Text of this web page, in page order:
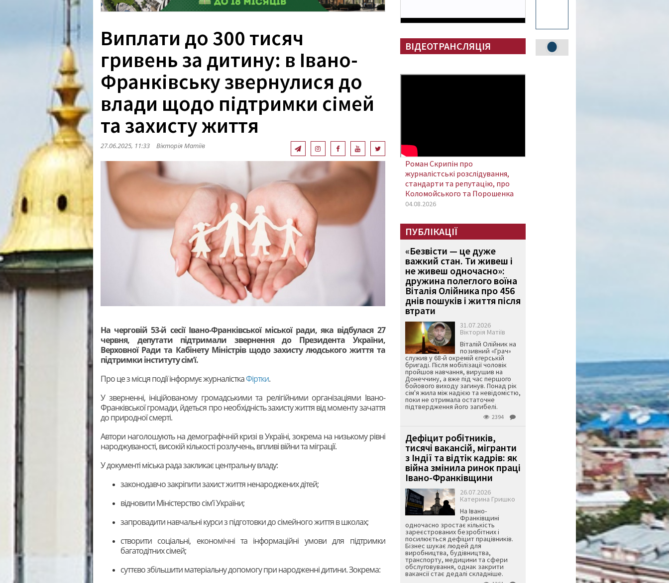
Виплати до 300 тисяч
гривень за дитину: в Івано-
Франківську звернулися до
влади щодо підтримки сімей
та захисту життя
27.06.2025, 11:33 Вікторія Матіїв
На черговій 53-й сесії Івано-Франківської міської ради, яка відбулася 27
червня, депутати підтримали звернення до Президента України,
Верховної Ради та Кабінету Міністрів щодо захисту людського життя та
підтримки інституту сім’ї.
Про це з місця події інформує журналісткаФіртки.
У зверненні, ініційованому громадськими та релігійними організаціями Івано-
Франківської громади, йдеться про необхідність захисту життя від моменту зачаття
до природної смерті.
Автори наголошують на демографічній кризі в Україні, зокрема на низькому рівні
народжуваності, високій кількості розлучень, впливі війни та міграції.
У документі міська рада закликає центральну владу:
законодавчо закріпити захист життя ненароджених дітей;
відновити Міністерство сім’ї України;
запровадити навчальні курси з підготовки до сімейного життя в школах;
створити соціальні, економічні та інформаційні умови для підтримки
багатодітних сімей;
суттєво збільшити матеріальну допомогу при народженні дитини. Зокрема:
ВІДЕОТРАНСЛЯЦІЯ
Роман Скрипін про
журналістські розслідування,
стандарти та репутацію, про
Коломойського та Порошенка
04.08.2026
ПУБЛІКАЦІЇ
«Безвісти — це дуже
важкий стан. Ти живеш і
не живеш одночасно»:
дружина полеглого воїна
Віталія Олійника про 456
днів пошуків і життя після
втрати
31.07.2026
Вікторія Матіїв
Віталій Олійник на
позивний «Грач»
служив у 68-й окремій єгерській
бригаді. Після мобілізації чоловік
пройшов навчання, вирушив на
Донеччину, а вже під час першого
бойового виходу загинув. Понад рік
сім'я жила між надією та невідомістю,
поки не отримала остаточне
підтвердження його загибелі.
2394
Дефіцит робітників,
тисячі вакансій, мігранти
з Індії та відтік кадрів: як
війна змінила ринок праці
Івано-Франківщини
26.07.2026
Катерина Гришко
На Івано-
Франківщині
одночасно зростає кількість
зареєстрованих безробітних і
посилюється дефіцит працівників.
Бізнес шукає людей для
виробництва, будівництва,
транспорту, медицини та сфери
обслуговування, однак закрити
вакансії стає дедалі складніше.